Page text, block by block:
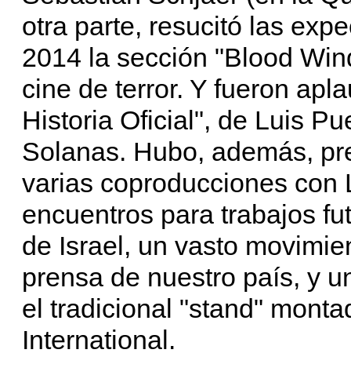
otra parte, resucitó las
2014 la sección "Blood
cine de terror. Y fueron
Historia Oficial", de Luis
Solanas. Hubo, además,
varias coproducciones con
encuentros para trabajos
de Israel, un vasto
prensa de nuestro país, y
el tradicional "stand"
International.